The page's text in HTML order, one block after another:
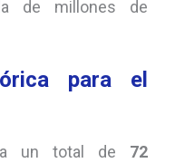
de millones de
para el
un total de 72